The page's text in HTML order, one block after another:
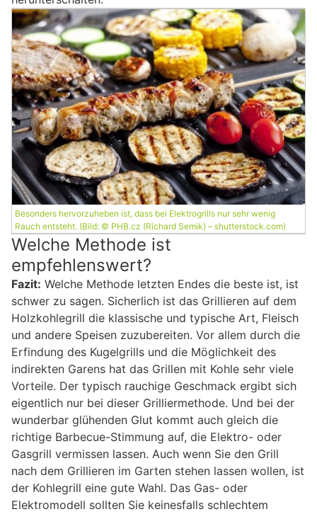
Besonders hervorzuheben ist, dass bei Elektrogrills nur sehr wenig
Rauch entsteht. (Bild: © PHB.cz (Richard Semik) – shutterstock.com)
Welche Methode ist
empfehlenswert?
Fazit: Welche Methode letzten Endes die beste ist, ist
schwer zu sagen. Sicherlich ist das Grillieren auf dem
Holzkohlegrill die klassische und typische Art, Fleisch
und andere Speisen zuzubereiten. Vor allem durch die
Erfindung des Kugelgrills und die Möglichkeit des
indirekten Garens hat das Grillen mit Kohle sehr viele
Vorteile. Der typisch rauchige Geschmack ergibt sich
eigentlich nur bei dieser Grilliermethode. Und bei der
wunderbar glühenden Glut kommt auch gleich die
richtige Barbecue-Stimmung auf, die Elektro- oder
Gasgrill vermissen lassen. Auch wenn Sie den Grill
nach dem Grillieren im Garten stehen lassen wollen, ist
der Kohlegrill eine gute Wahl. Das Gas- oder
Elektromodell sollten Sie keinesfalls schlechtem